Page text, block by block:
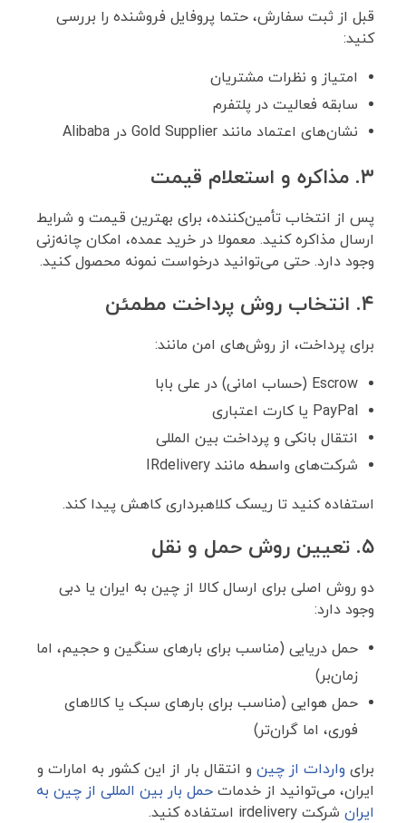
قبل از ثبت سفارش، حتما پروفایل فروشنده را بررسی
کنید:
امتیاز و نظرات مشتریان
سابقه فعالیت در پلتفرم
نشان‌های اعتماد مانند Gold Supplier در Alibaba
۳. مذاکره و استعلام قیمت
پس از انتخاب تأمین‌کننده، برای بهترین قیمت و شرایط
ارسال مذاکره کنید. معمولا در خرید عمده، امکان چانه‌زنی
وجود دارد. حتی می‌توانید درخواست نمونه محصول کنید.
۴. انتخاب روش پرداخت مطمئن
برای پرداخت، از روش‌های امن مانند:
Escrow (حساب امانی) در علی بابا
PayPal یا کارت اعتباری
انتقال بانکی و پرداخت بین المللی
شرکت‌های واسطه مانند IRdelivery
استفاده کنید تا ریسک کلاهبرداری کاهش پیدا کند.
۵. تعیین روش حمل ‌و نقل
دو روش اصلی برای ارسال کالا از چین به ایران یا دبی
وجود دارد:
حمل دریایی (مناسب برای بارهای سنگین و حجیم، اما
زمان‌بر)
حمل هوایی (مناسب برای بارهای سبک یا کالاهای
فوری، اما گران‌تر)
برای واردات از چین و انتقال بار از این کشور به امارات و
ایران، می‌توانید از خدمات حمل بار بین المللی از چین به
ایران شرکت irdelivery استفاده کنید.